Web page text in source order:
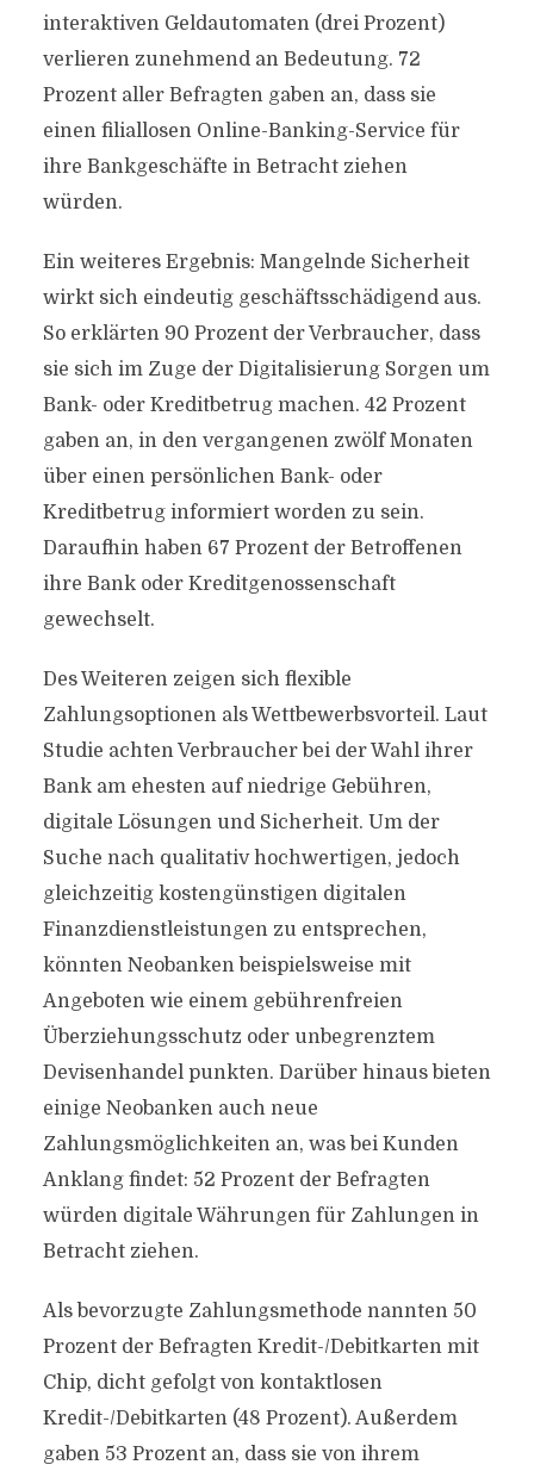
interaktiven Geldautomaten (drei Prozent)
verlieren zunehmend an Bedeutung. 72
Prozent aller Befragten gaben an, dass sie
einen filiallosen Online-Banking-Service für
ihre Bankgeschäfte in Betracht ziehen
würden.
Ein weiteres Ergebnis: Mangelnde Sicherheit
wirkt sich eindeutig geschäftsschädigend aus.
So erklärten 90 Prozent der Verbraucher, dass
sie sich im Zuge der Digitalisierung Sorgen um
Bank- oder Kreditbetrug machen. 42 Prozent
gaben an, in den vergangenen zwölf Monaten
über einen persönlichen Bank- oder
Kreditbetrug informiert worden zu sein.
Daraufhin haben 67 Prozent der Betroffenen
ihre Bank oder Kreditgenossenschaft
gewechselt.
Des Weiteren zeigen sich flexible
Zahlungsoptionen als Wettbewerbsvorteil. Laut
Studie achten Verbraucher bei der Wahl ihrer
Bank am ehesten auf niedrige Gebühren,
digitale Lösungen und Sicherheit. Um der
Suche nach qualitativ hochwertigen, jedoch
gleichzeitig kostengünstigen digitalen
Finanzdienstleistungen zu entsprechen,
könnten Neobanken beispielsweise mit
Angeboten wie einem gebührenfreien
Überziehungsschutz oder unbegrenztem
Devisenhandel punkten. Darüber hinaus bieten
einige Neobanken auch neue
Zahlungsmöglichkeiten an, was bei Kunden
Anklang findet: 52 Prozent der Befragten
würden digitale Währungen für Zahlungen in
Betracht ziehen.
Als bevorzugte Zahlungsmethode nannten 50
Prozent der Befragten Kredit-/Debitkarten mit
Chip, dicht gefolgt von kontaktlosen
Kredit-/Debitkarten (48 Prozent). Außerdem
gaben 53 Prozent an, dass sie von ihrem